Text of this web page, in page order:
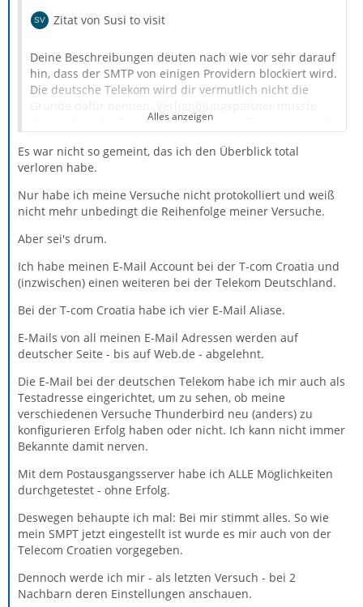
Zitat von Susi to visit
Deine Beschreibungen deuten nach wie vor sehr darauf
hin, dass der SMTP von einigen Providern blockiert wird.
Die deutsche Telekom wird dir vermutlich nicht die
Beides spielt dabei keine Rolle. Die Fehlermeldung
kommt von deren Servern zurück zu dir.
Mich mahnt nun allerdings dieser Satz zu etwas
Vorsicht:
Zitat von Amateur
das ich fast selbst nicht mehr weiß, was ich alles
Wichtig wäre, die Dinge sauber zu sortieren und
eindeutig zu formulieren. Nicht, dass du letztendlich
mehrere Probleme hast und sie alle in einen Topf wirfst.
Fangen wir mal mit der Frage nach dem Sender und
Empfänger an. Unter welcher Absender-Domain
Mailadressen (Domains) auf oder bei mehreren?
Handelt es sich bei ro...@t-online.de um einen
Empfänger oder ist das deine E-Mailadresse, unter der
du zu senden versuchst?
Bedeutet:
Zitat von Amateur
Alles anzeigen
Es war nicht so gemeint, das ich den Überblick total
verloren habe.
Nur habe ich meine Versuche nicht protokolliert und weiß
nicht mehr unbedingt die Reihenfolge meiner Versuche.
Aber sei's drum.
Ich habe meinen E-Mail Account bei der T-com Croatia und
(inzwischen) einen weiteren bei der Telekom Deutschland.
Bei der T-com Croatia habe ich vier E-Mail Aliase.
E-Mails von all meinen E-Mail Adressen werden auf
deutscher Seite - bis auf Web.de - abgelehnt.
Die E-Mail bei der deutschen Telekom habe ich mir auch als
Testadresse eingerichtet, um zu sehen, ob meine
verschiedenen Versuche Thunderbird neu (anders) zu
konfigurieren Erfolg haben oder nicht. Ich kann nicht immer
Bekannte damit nerven.
Mit dem Postausgangsserver habe ich ALLE Möglichkeiten
durchgetestet - ohne Erfolg.
Deswegen behaupte ich mal: Bei mir stimmt alles. So wie
mein SMPT jetzt eingestellt ist wurde es mir auch von der
Telecom Croatien vorgegeben.
Dennoch werde ich mir - als letzten Versuch - bei 2
Nachbarn deren Einstellungen anschauen.